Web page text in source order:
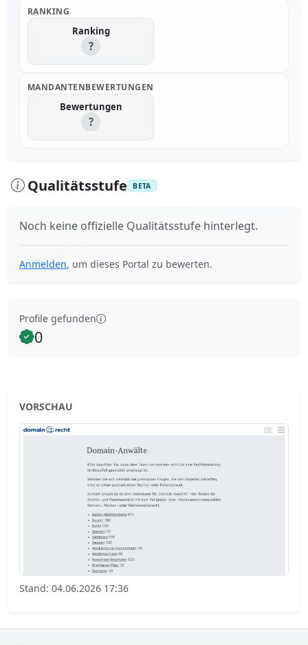
RANKING
Ranking
?
MANDANTENBEWERTUNGEN
Bewertungen
?
Qualitätsstufe BETA
Noch keine offizielle Qualitätsstufe hinterlegt.
Anmelden, um dieses Portal zu bewerten.
Profile gefunden
0
VORSCHAU
Stand: 04.06.2026 17:36